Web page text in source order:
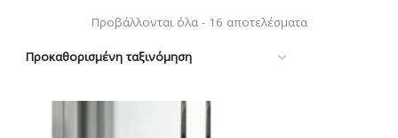
Προβάλλονται όλα - 16 αποτελέσματα